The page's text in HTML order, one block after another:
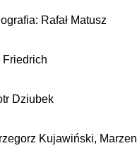
Rafał Matusz
Friedrich
Dziubek
Kujawiński,